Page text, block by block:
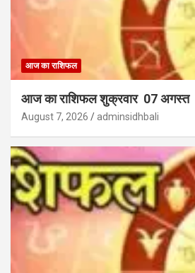
आज का राशिफल
आज का राशिफल शुक्रवार 07 अगस्त
August 7, 2026 adminsidhbali